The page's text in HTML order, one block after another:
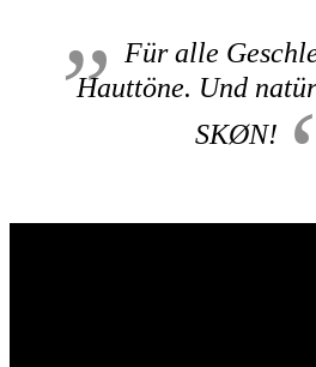
Für alle
Hauttöne. Und
SKØN!